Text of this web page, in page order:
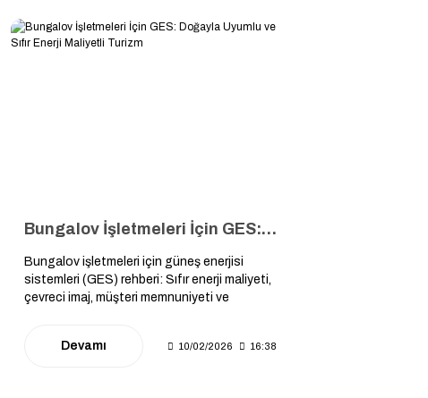
Bungalov İşletmeleri İçin GES: Doğayla Uyumlu ve Sıfır Enerji Maliyetli Turizm
Bungalov işletmeleri için güneş enerjisi
sistemleri (GES) rehberi: Sıfır enerji maliyeti,
çevreci imaj, müşteri memnuniyeti ve
Devamı
10/02/2026 16:38